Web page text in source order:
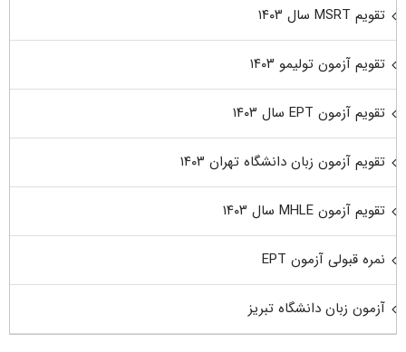
تقویم MSRT سال ۱۴۰۳
تقویم آزمون تولیمو ۱۴۰۳
تقویم آزمون EPT سال ۱۴۰۳
تقویم آزمون زبان دانشگاه تهران ۱۴۰۳
تقویم آزمون MHLE سال ۱۴۰۳
نمره قبولی آزمون EPT
آزمون زبان دانشگاه تبریز